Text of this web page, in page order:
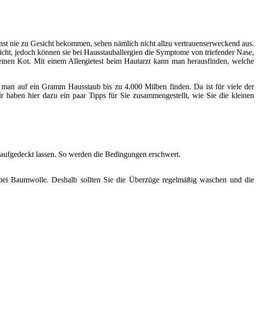
nie zu Gesicht bekommen, sehen nämlich nicht allzu vertrauenserweckend aus.
jedoch können sie bei Hausstauballergien die Symptome von triefender Nase,
Kot. Mit einem Allergietest beim Hautarzt kann man herausfinden, welche
auf ein Gramm Hausstaub bis zu 4.000 Milben finden. Da ist für viele der
hier dazu ein paar Tipps für Sie zusammengestellt, wie Sie die kleinen
lassen. So werden die Bedingungen erschwert.
Baumwolle. Deshalb sollten Sie die Überzüge regelmäßig waschen und die